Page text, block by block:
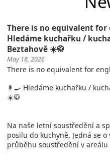
There is no equivalent for
Hledáme kuchařku /
Beztahově ☀️🥋
May 18, 2026
There is no equivalent for
👩‍🍳 Hledáme kuchařku /
☀️🥋
Na naše letní soustředění a
posilu do kuchyně. Jedná se
průběhu soustředění v areálu